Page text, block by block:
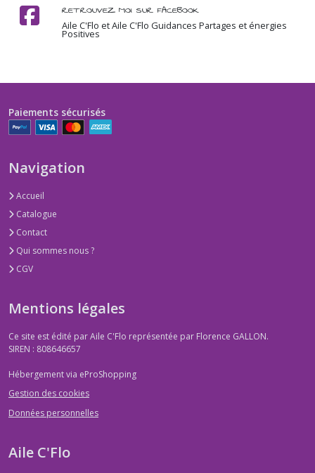
RETROUVEZ MOI SUR FACEBOOK
Aile C'Flo et Aile C'Flo Guidances Partages et énergies
Positives
Paiements sécurisés
Navigation
Accueil
Catalogue
Contact
Qui sommes nous ?
CGV
Mentions légales
Ce site est édité par Aile C'Flo représentée par Florence GALLON.
SIREN : 808646657
Hébergement via eProShopping
Gestion des cookies
Données personnelles
Aile C'Flo